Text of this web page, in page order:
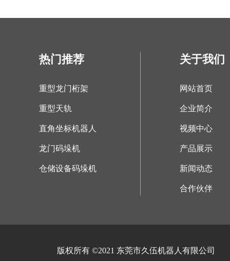
热门推荐
重型龙门桁架
重型天轨
直角坐标机器人
龙门码垛机
仓储设备码垛机
关于我们
网站首页
企业简介
视频中心
产品展示
新闻动态
合作伙伴
版权所有 ©2021 东莞市久伍机器人有限公司